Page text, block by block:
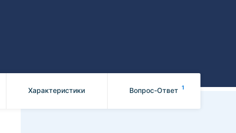
Характеристики Вопрос-Ответ 1